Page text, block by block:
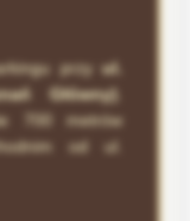
przyul.
Główny)
700 metrów
od ul.